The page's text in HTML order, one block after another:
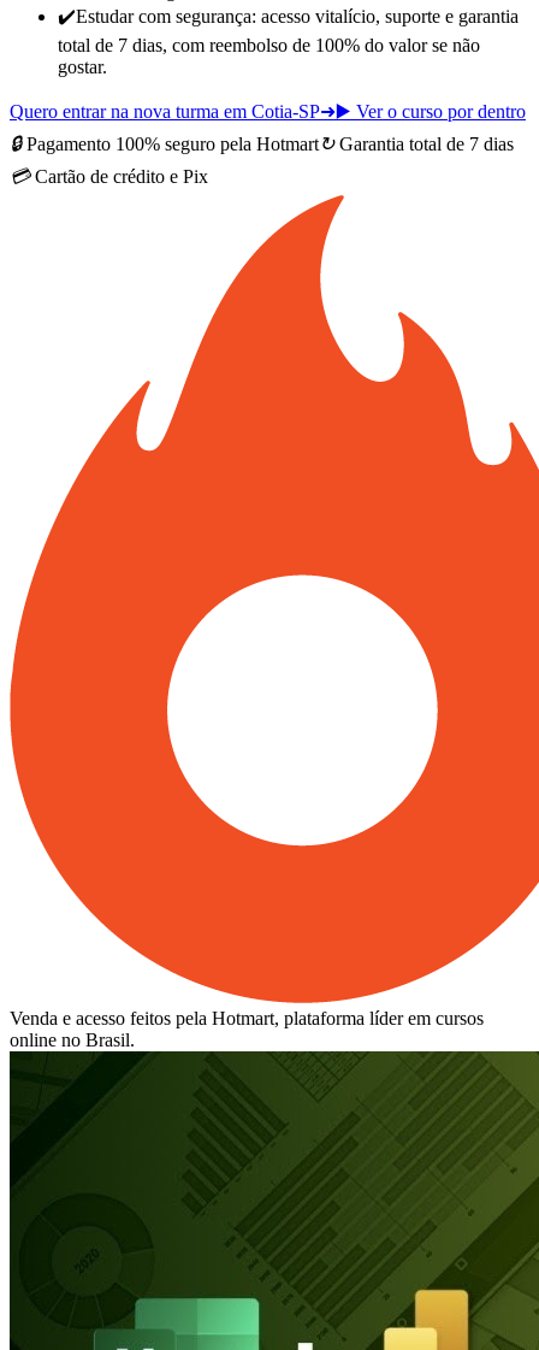
✔️Estudar com segurança: acesso vitalício, suporte e garantia
total de 7 dias, com reembolso de 100% do valor se não
gostar.
Quero entrar na nova turma em Cotia-SP➜▶️ Ver o curso por dentro
🔒Pagamento 100% seguro pela Hotmart↻Garantia total de 7 dias
💳Cartão de crédito e Pix
Venda e acesso feitos pela Hotmart, plataforma líder em cursos
online no Brasil.